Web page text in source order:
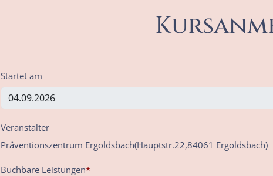
Startet am
Veranstalter
Präventionszentrum Ergoldsbach(Hauptstr.22,84061 Ergoldsbach)
Buchbare Leistungen*